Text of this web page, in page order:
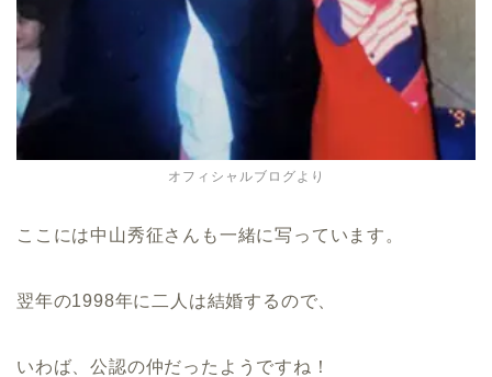
オフィシャルブログより
ここには中山秀征さんも一緒に写っています。
翌年の1998年に二人は結婚するので、
いわば、公認の仲だったようですね！